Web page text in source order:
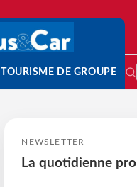
TOURISME DE GROUPE
NEWSLETTER
La quotidienne pro